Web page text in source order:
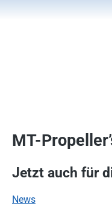
MT-
Jetzt auch für
News